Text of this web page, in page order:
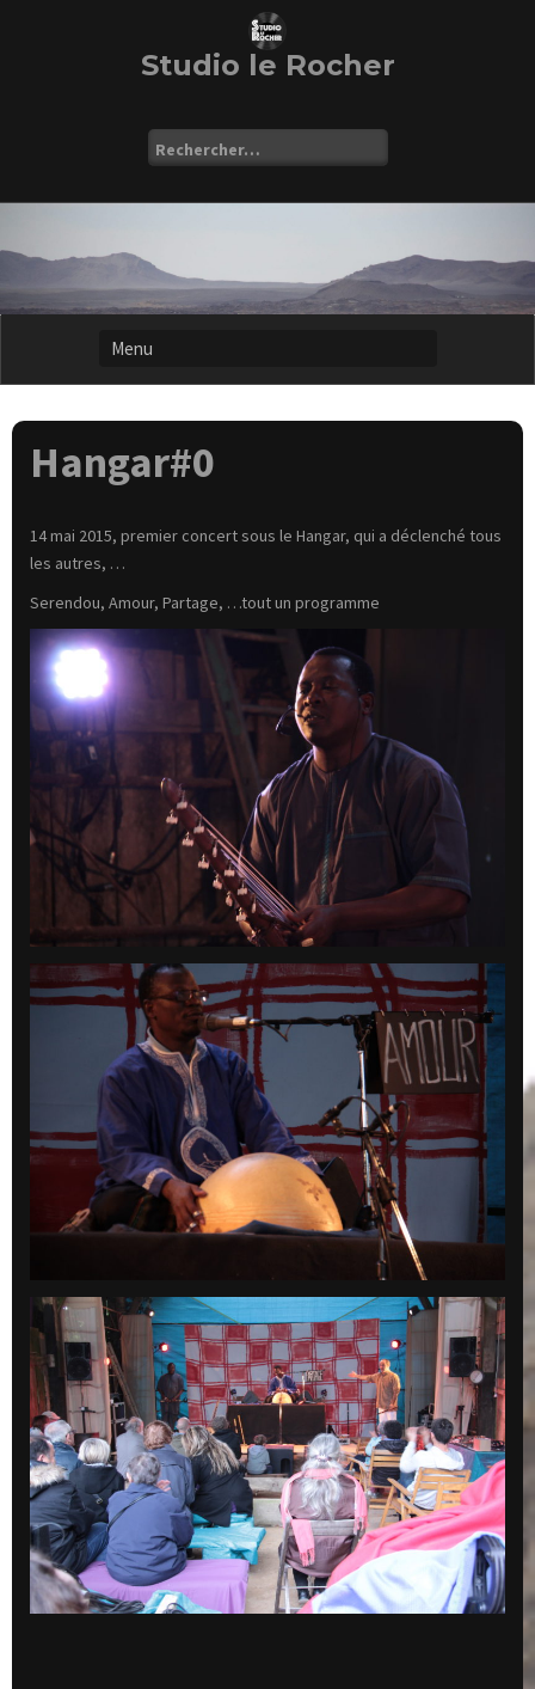
Studio le Rocher
Rechercher :
Hangar#0
14 mai 2015, premier concert sous le Hangar, qui a déclenché tous
les autres, …
Serendou, Amour, Partage, …tout un programme